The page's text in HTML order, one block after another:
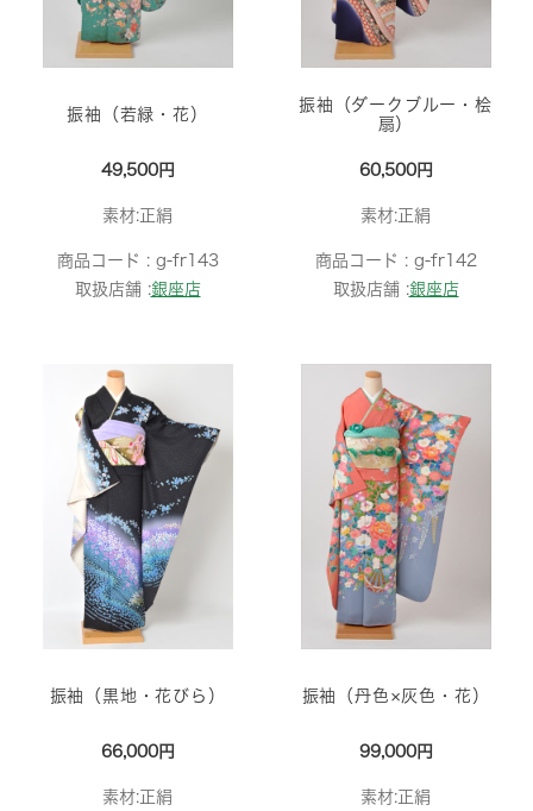
振袖（若緑・花）
49,500円
素材:正絹
商品コード : g-fr143
取扱店舗 :銀座店
振袖（ダークブルー・桧
扇）
60,500円
素材:正絹
商品コード : g-fr142
取扱店舗 :銀座店
振袖（黒地・花びら）
66,000円
素材:正絹
振袖（丹色×灰色・花）
99,000円
素材:正絹